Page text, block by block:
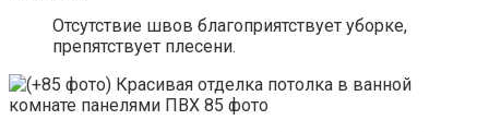
Отсутствие швов благоприятствует уборке,
препятствует плесени.